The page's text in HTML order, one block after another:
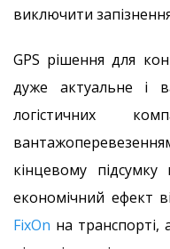
виключити
GPS рішення для
дуже актуальне і
логістичних
кінцевому
економічний ефект
FixOn на транспорті,